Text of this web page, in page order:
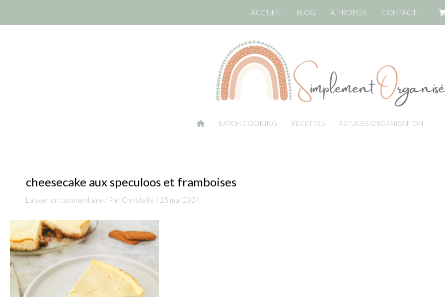
ACCUEIL BLOG A PROPOS CONTACT
BATCH COOKING RECETTES ASTUCES ORGANISATION
cheesecake aux speculoos et framboises
Laisser un commentaire / Par Christelle / 25 mai 2024